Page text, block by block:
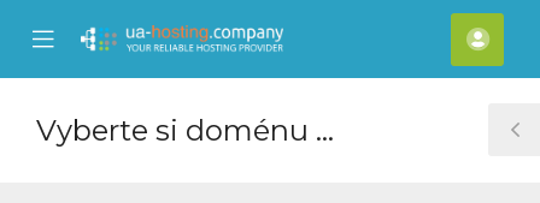
Mobile
Menu
Účet
Vyberte si doménu ...